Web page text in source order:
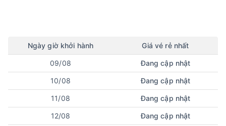
Ngày giờ khởi hành Giá vé rẻ nhất
09/08 Đang cập nhật
10/08 Đang cập nhật
11/08 Đang cập nhật
12/08 Đang cập nhật